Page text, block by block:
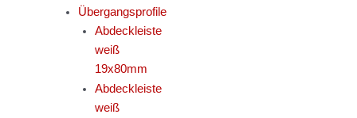
Übergangsprofile
Abdeckleiste
weiß
19x80mm
Abdeckleiste
weiß